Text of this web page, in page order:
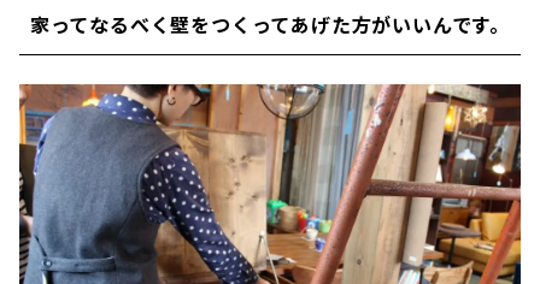
家ってなるべく壁をつくってあげた方がいいんです。